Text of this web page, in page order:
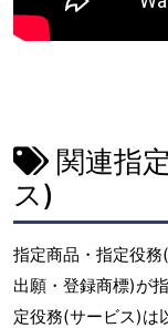
関連指
ス)
指定商品・指定役
出願・登録商標)が
定役務(サービス)は